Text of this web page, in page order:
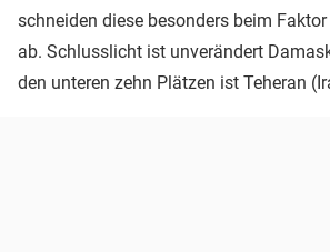
schneiden diese besonders beim
ab. Schlusslicht ist unverändert
den unteren zehn Plätzen ist Teheran